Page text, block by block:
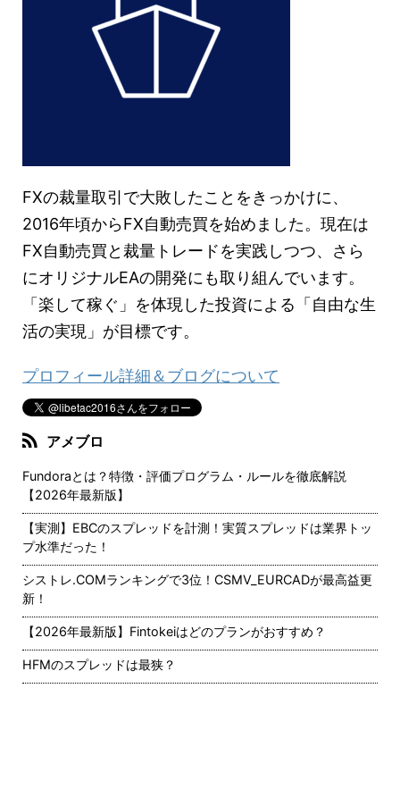
FXの裁量取引で大敗したことをきっかけに、
2016年頃からFX自動売買を始めました。現在は
FX自動売買と裁量トレードを実践しつつ、さら
にオリジナルEAの開発にも取り組んでいます。
「楽して稼ぐ」を体現した投資による「自由な生
活の実現」が目標です。
プロフィール詳細＆ブログについて
アメブロ
Fundoraとは？特徴・評価プログラム・ルールを徹底解説
【2026年最新版】
【実測】EBCのスプレッドを計測！実質スプレッドは業界トッ
プ水準だった！
シストレ.COMランキングで3位！CSMV_EURCADが最高益更
新！
【2026年最新版】Fintokeiはどのプランがおすすめ？
HFMのスプレッドは最狭？